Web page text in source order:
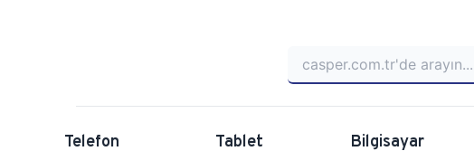
Telefon Tablet Bilgisayar